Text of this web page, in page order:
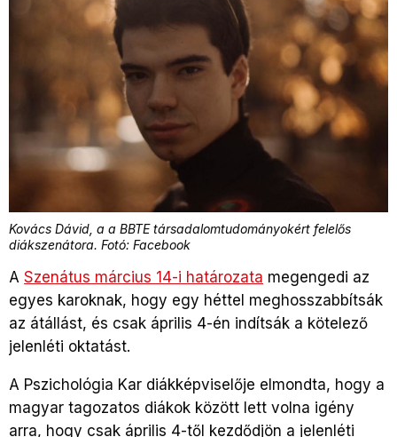
Kovács Dávid, a a BBTE társadalomtudományokért felelős
diákszenátora. Fotó: Facebook
A Szenátus március 14-i határozata megengedi az
egyes karoknak, hogy egy héttel meghosszabbítsák
az átállást, és csak április 4-én indítsák a kötelező
jelenléti oktatást.
A Pszichológia Kar diákképviselője elmondta, hogy a
magyar tagozatos diákok között lett volna igény
arra, hogy csak április 4-től kezdődjön a jelenléti